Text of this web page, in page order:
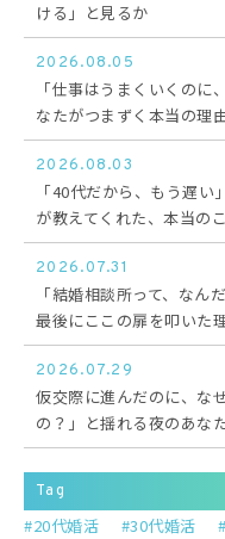
ける」と見るか
2026.08.05
「仕事はうまくいくのに
なたがつまずく本当の理
2026.08.03
「40代だから、もう遅
が教えてくれた、本当の
2026.07.31
「結婚相談所って、なん
最後にここの扉を叩いた
2026.07.29
仮交際に進んだのに、な
の？」と揺れる夜のあな
Tag
20代婚活 30代婚活